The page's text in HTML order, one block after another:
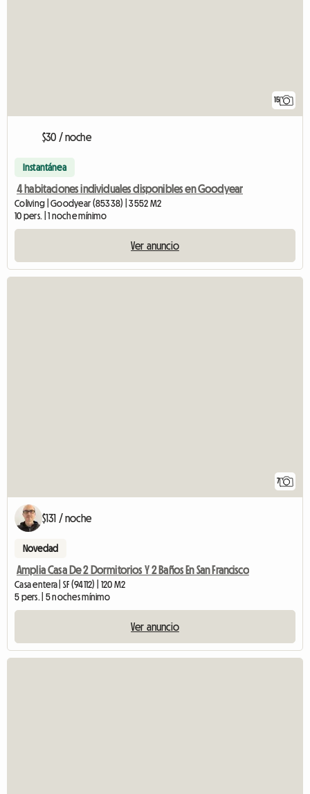
15
$30 / noche
Instantánea
4 habitaciones individuales disponibles en Goodyear
Coliving | Goodyear (85338) | 3552 M2
10 pers. | 1 noche mínimo
Ver anuncio
7
$131 / noche
Novedad
Amplia Casa De 2 Dormitorios Y 2 Baños En San Francisco
Casa entera | SF (94112) | 120 M2
5 pers. | 5 noches mínimo
Ver anuncio